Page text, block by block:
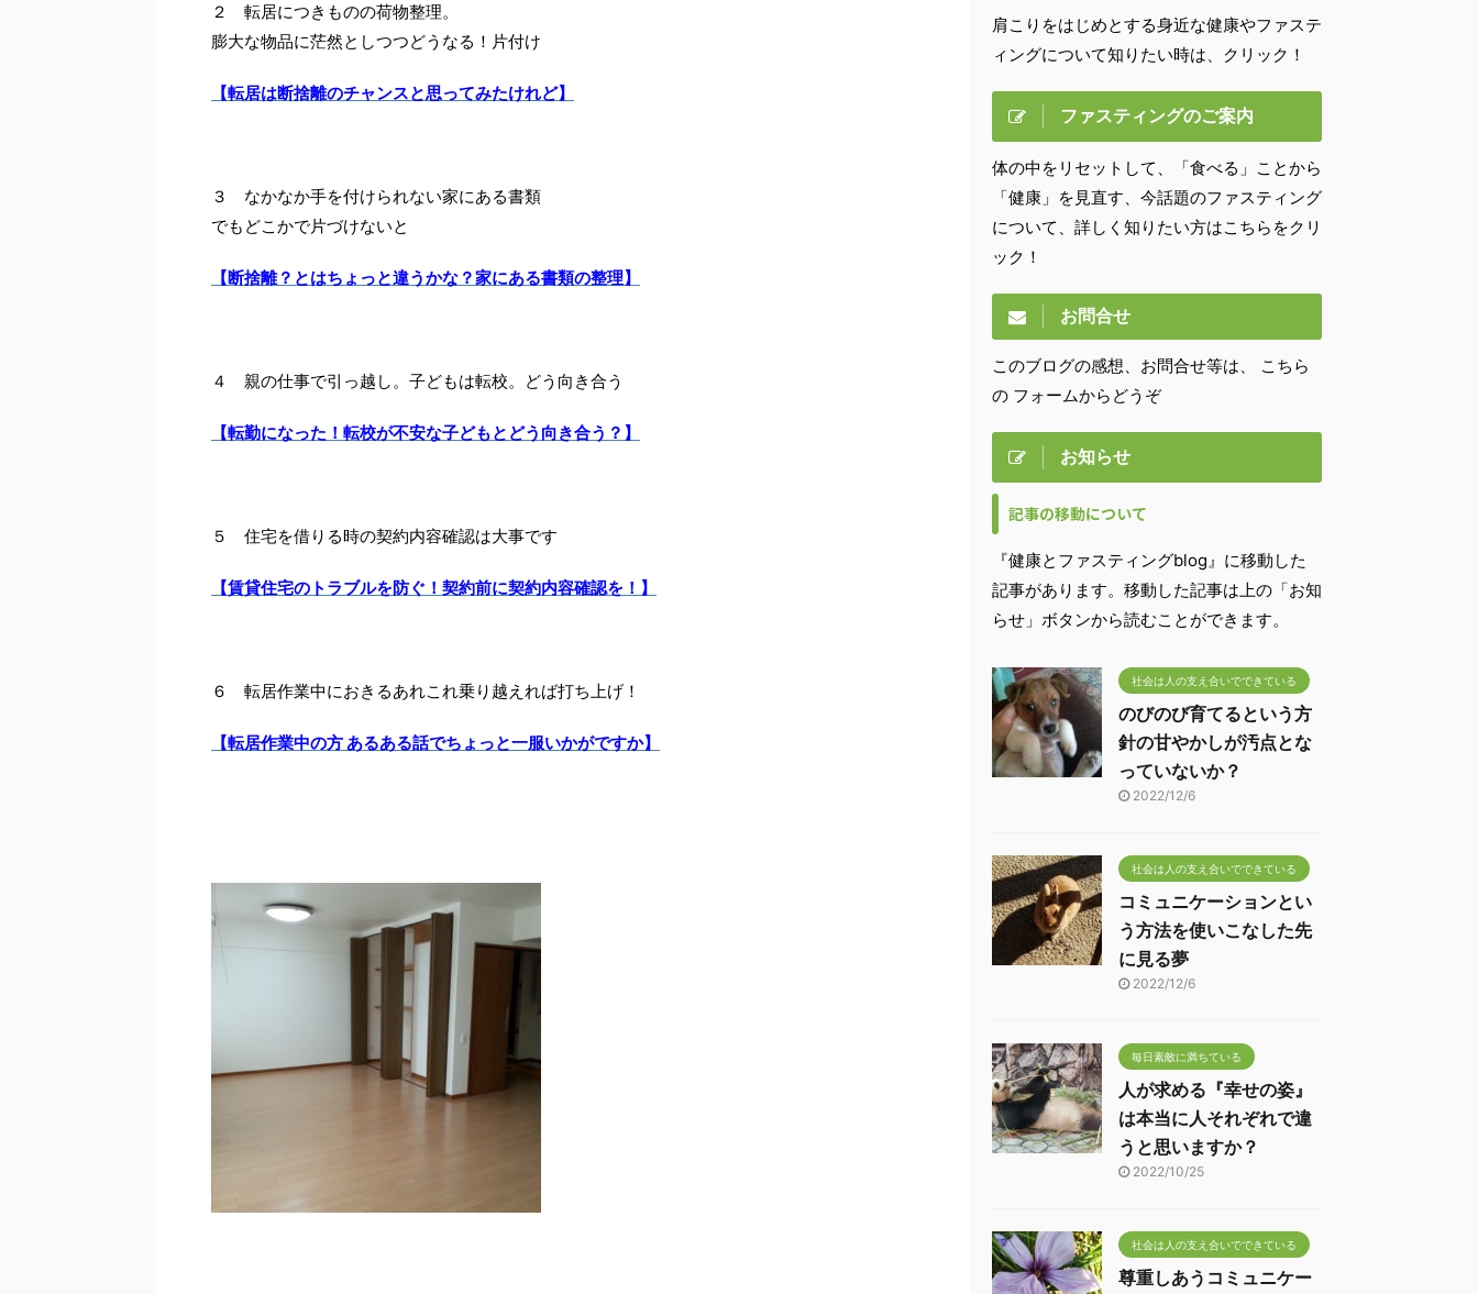
２ 転居につきものの荷物整理。
膨大な物品に茫然としつつどうなる！片付け
【転居は断捨離のチャンスと思ってみたけれど】
３ なかなか手を付けられない家にある書類
でもどこかで片づけないと
【断捨離？とはちょっと違うかな？家にある書類の整理】
４ 親の仕事で引っ越し。子どもは転校。どう向き合う
【転勤になった！転校が不安な子どもとどう向き合う？】
５ 住宅を借りる時の契約内容確認は大事です
【賃貸住宅のトラブルを防ぐ！契約前に契約内容確認を！】
６ 転居作業中におきるあれこれ乗り越えれば打ち上げ！
【転居作業中の方 あるある話でちょっと一服いかがですか】
肩こりをはじめとする身近な健康やファステ
ィングについて知りたい時は、クリック！
ファスティングのご案内
体の中をリセットして、「食べる」ことから
「健康」を見直す、今話題のファスティング
について、詳しく知りたい方はこちらをクリ
ック！
お問合せ
このブログの感想、お問合せ等は、 こちら
の フォームからどうぞ
お知らせ
記事の移動について
『健康とファスティングblog』に移動した
記事があります。移動した記事は上の「お知
らせ」ボタンから読むことができます。
社会は人の支え合いでできている
のびのび育てるという方
針の甘やかしが汚点とな
っていないか？
2022/12/6
社会は人の支え合いでできている
コミュニケーションとい
う方法を使いこなした先
に見る夢
2022/12/6
毎日素敵に満ちている
人が求める『幸せの姿』
は本当に人それぞれで違
うと思いますか？
2022/10/25
社会は人の支え合いでできている
尊重しあうコミュニケー